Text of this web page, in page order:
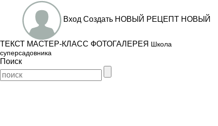
Вход Создать НОВЫЙ РЕЦЕПТ НОВЫЙ
ТЕКСТ МАСТЕР-КЛАСС ФОТОГАЛЕРЕЯ Школа
суперсадовника
Поиск